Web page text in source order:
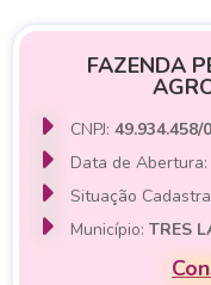
FAZENDA
CNPJ:49.934.458/
Data de Abertura:
Situação
Município:TRES